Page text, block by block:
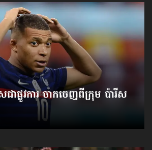
ាផ្លូវការ ចាកចេញពីក្រុម ប៉ារីស